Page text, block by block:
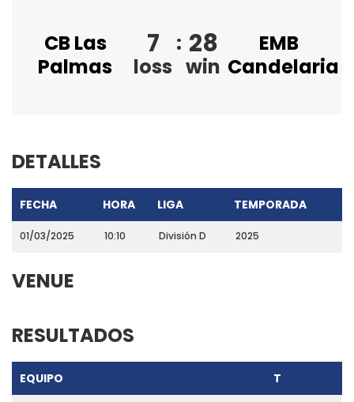
CB Las
Palmas
7
loss
: 28
win
EMB
Candelaria
DETALLES
FECHA HORA LIGA TEMPORADA
01/03/2025 10:10 División D 2025
VENUE
RESULTADOS
EQUIPO T